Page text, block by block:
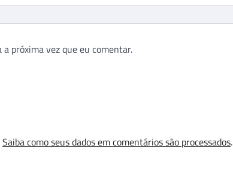
próxima vez que eu comentar.
Saiba como seus dados em comentários são processados.